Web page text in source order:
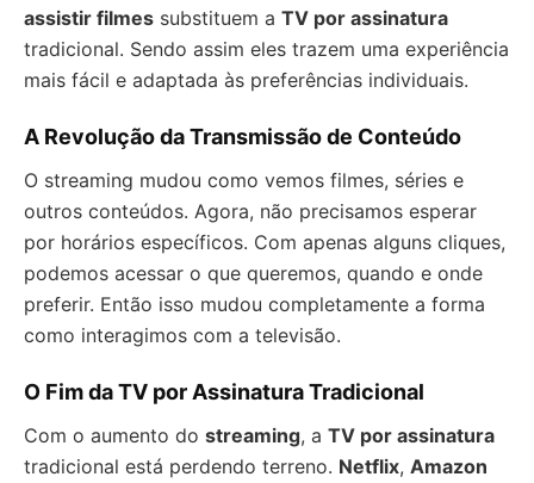
assistir filmes substituem a TV por assinatura
tradicional. Sendo assim eles trazem uma experiência
mais fácil e adaptada às preferências individuais.
A Revolução da Transmissão de Conteúdo
O streaming mudou como vemos filmes, séries e
outros conteúdos. Agora, não precisamos esperar
por horários específicos. Com apenas alguns cliques,
podemos acessar o que queremos, quando e onde
preferir. Então isso mudou completamente a forma
como interagimos com a televisão.
O Fim da TV por Assinatura Tradicional
Com o aumento do streaming, a TV por assinatura
tradicional está perdendo terreno. Netflix, Amazon